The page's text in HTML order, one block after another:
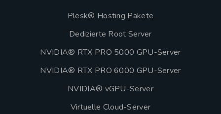
Plesk® Hosting Pakete
Dedizierte Root Server
NVIDIA® RTX PRO 5000 GPU-Server
NVIDIA® RTX PRO 6000 GPU-Server
NVIDIA® vGPU-Server
Virtuelle Cloud-Server